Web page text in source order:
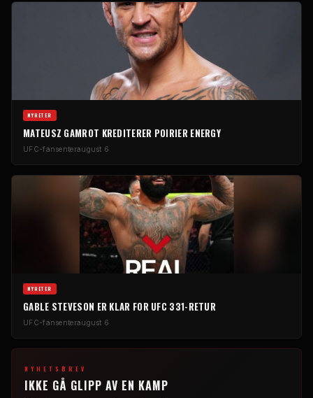
NYHETER
MATEUSZ GAMROT KREDITERER POIRIER ENERGY
UFC-fansenteraugust 6
NYHETER
GABLE STEVESON ER KLAR FOR UFC 331-RETUR
UFC-fansenteraugust 6
NYHETSBREV
IKKE GÅ GLIPP AV EN KAMP